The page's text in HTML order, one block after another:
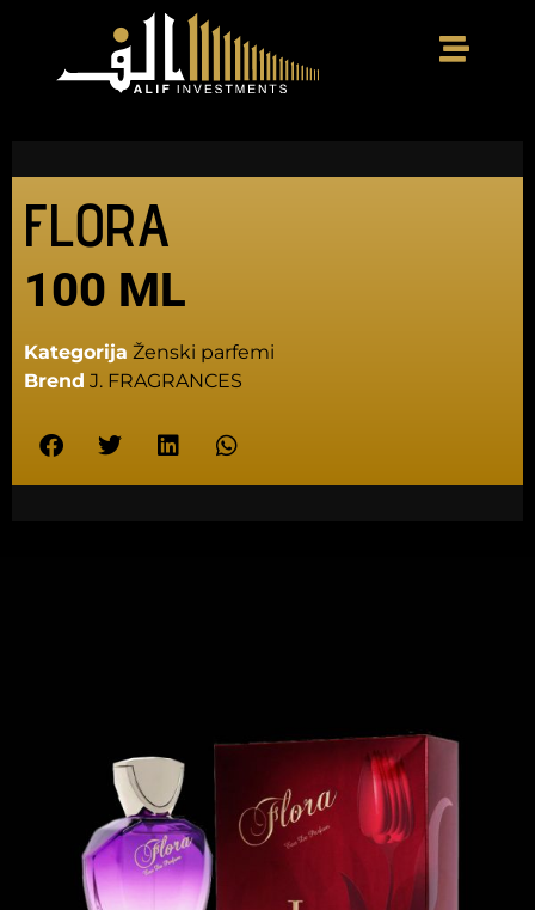
FLORA
100 ML
Kategorija Ženski parfemi
Brend J. FRAGRANCES